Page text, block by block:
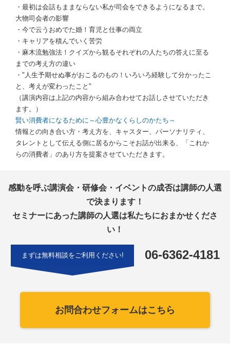
・最初は会話もままならない私が司会をできるようになるまで。
大物司会者の影響
・今で云うおめでた婚！育児と仕事の両立
・キャリアを積んでいく苦労
・麻木流勉強法！クイズから観るそれぞれの人たちの答えに至る
までの考え方の違い
・"人生予期せぬ事がおこるのもの！いろいろ経験して分かったこ
と、考えが変わったこと"
（講演内容は上記の内容から組み合わせてお話しさせていただき
ます。）
賢い消費者になるために～心豊かなくらしのかたち～
情報との向き合い方・考え方を、キャスター、パーソナリティ、
タレントとして伝える側に居るからこそお話が出来る、「これか
らの消費者」のあり方を提案させていただきます。
感動を呼ぶ講演会・研修会・イベントの成否は講師の人選
で決まります！
セミナーにあった講師の人選は私たちにおまかせくださ
い！
まずは無料相談をご利用ください! 06-6362-4181
お問合わせフォームはこちら